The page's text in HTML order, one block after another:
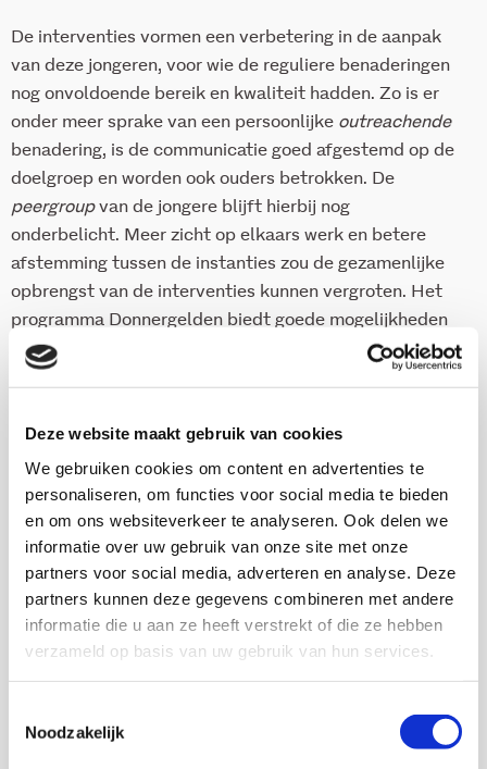
Deze website maakt gebruik van cookies
We gebruiken cookies om content en advertenties te
personaliseren, om functies voor social media te bieden
en om ons websiteverkeer te analyseren. Ook delen we
informatie over uw gebruik van onze site met onze
partners voor social media, adverteren en analyse. Deze
partners kunnen deze gegevens combineren met andere
informatie die u aan ze heeft verstrekt of die ze hebben
verzameld op basis van uw gebruik van hun services.
Noodzakelijk
De interventies vormen een verbetering in de aanpak
van deze jongeren, voor wie de reguliere benaderingen
nog onvoldoende bereik en kwaliteit hadden. Zo is er
onder meer sprake van een persoonlijke outreachende
benadering, is de communicatie goed afgestemd op de
doelgroep en worden ook ouders betrokken. De
peergroupvan de jongere blijft hierbij nog
onderbelicht. Meer zicht op elkaars werk en betere
afstemming tussen de instanties zou de gezamenlijke
opbrengst van de interventies kunnen vergroten. Het
programma Donnergelden biedt goede mogelijkheden
voor meer gerichte kennisontwikkeling over de
Onderzoekers
Inge Bakker